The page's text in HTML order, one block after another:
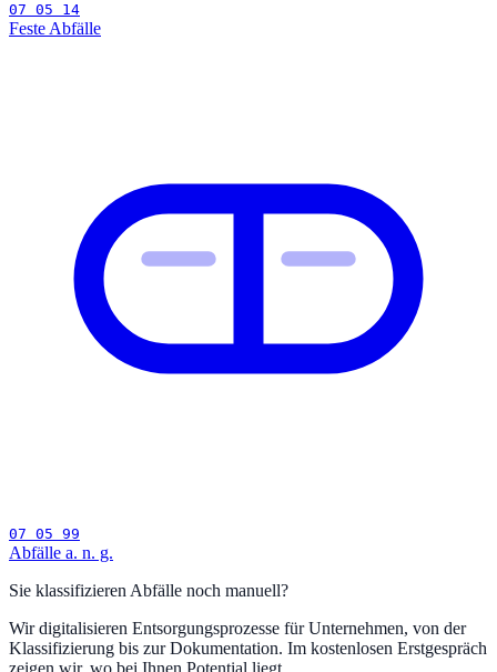
07 05 14
Feste Abfälle
07 05 99
Abfälle a. n. g.
Sie klassifizieren Abfälle noch manuell?
Wir digitalisieren Entsorgungsprozesse für Unternehmen, von der
Klassifizierung bis zur Dokumentation. Im kostenlosen Erstgespräch